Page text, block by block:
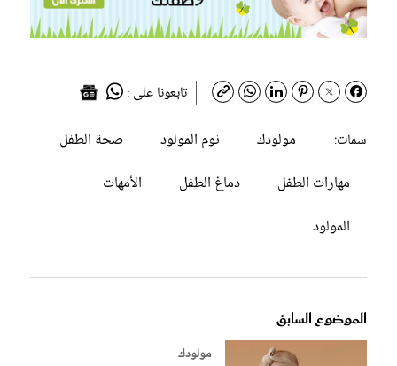
تابعونا على :
سمات:
مولودك نوم المولود
صحة الطفل
مهارات الطفل
دماغ الطفل
الأمهات
المولود
الموضوع السابق
مولودك